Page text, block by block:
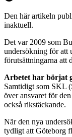
Den här artikeln
inaktuell.
Det var 2009 som
undersökning för att
förutsättningarna att
Arbetet har börjat
Samtidigt som SKL
över ansvaret för
också rikstäckande.
När den nya
tydligt att Göteborg